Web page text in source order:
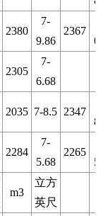
2380
7-
9.86
2367
2305
7-
6.68
2035 7-8.5 2347
2284
7-
5.68
2265
m3
立方
英尺